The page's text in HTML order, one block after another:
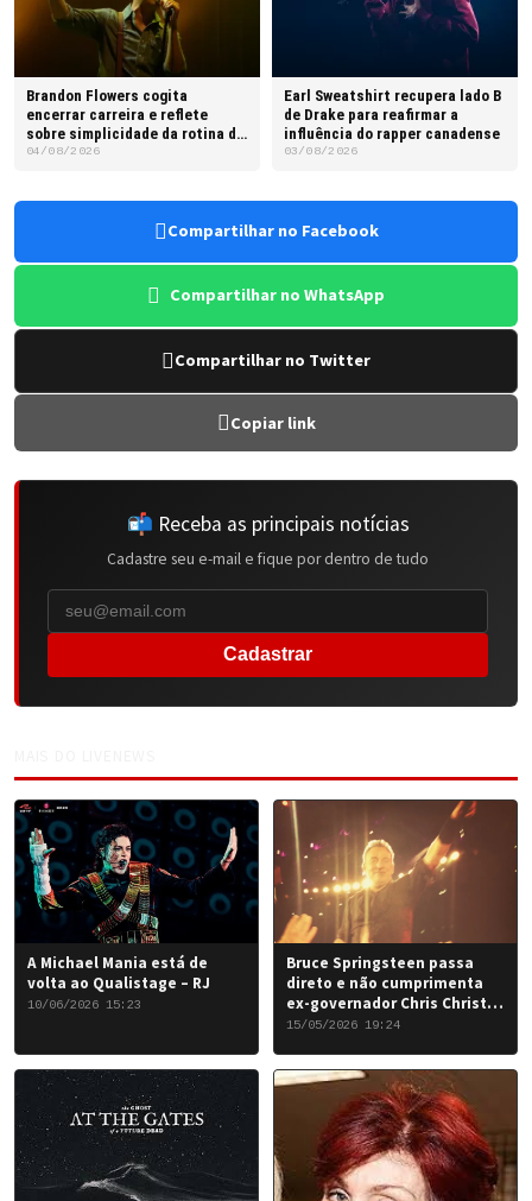
Brandon Flowers cogita
encerrar carreira e reflete
sobre simplicidade da rotina do
pai
04/08/2026
Earl Sweatshirt recupera lado B
de Drake para reafirmar a
influência do rapper canadense
03/08/2026
Compartilhar no Facebook
Compartilhar no WhatsApp
Compartilhar no Twitter
Copiar link
📬 Receba as principais notícias
Cadastre seu e-mail e fique por dentro de tudo
Cadastrar
A Michael Mania está de
volta ao Qualistage – RJ
10/06/2026 15:23
Bruce Springsteen passa
direto e não cumprimenta
ex-governador Chris Christie
em Nova York
15/05/2026 19:24